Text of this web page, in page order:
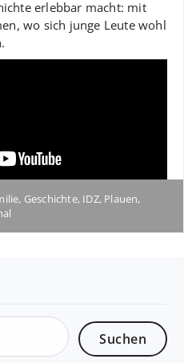
erlebbar macht: mit
wo sich junge Leute wohl
, Geschichte, IDZ, Plauen,